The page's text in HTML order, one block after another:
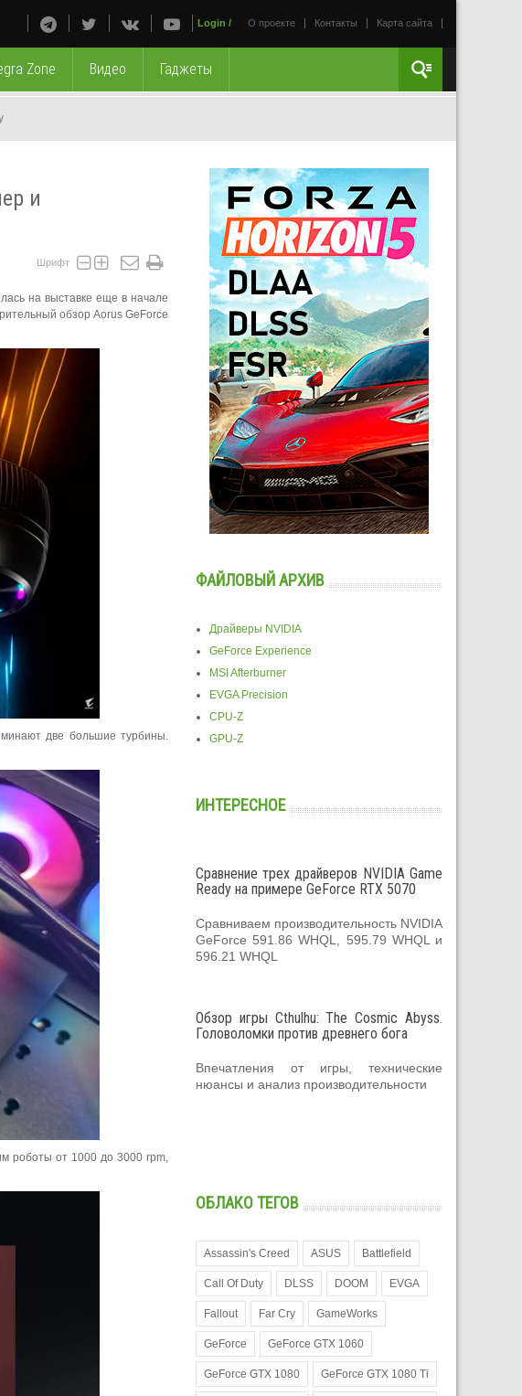
О проекте Контакты Карта сайта
Login /
Zone Видео Гаджеты
и
Шрифт
на выставке еще в начале
обзор Aorus GeForce
две большие турбины.
роботы от 1000 до 3000 rpm,
ФАЙЛОВЫЙ АРХИВ
Драйверы NVIDIA
GeForce Experience
MSI Afterburner
EVGA Precision
CPU-Z
GPU-Z
ИНТЕРЕСНОЕ
Сравнение трех драйверов NVIDIA Game
Ready на примере GeForce RTX 5070
Сравниваем производительность NVIDIA
GeForce 591.86 WHQL, 595.79 WHQL и
596.21 WHQL
Обзор игры Cthulhu: The Cosmic Abyss.
Головоломки против древнего бога
Впечатления от игры, технические
нюансы и анализ производительности
ОБЛАКО ТЕГОВ
Assassin's Creed ASUS Battlefield
Call Of Duty DLSS DOOM EVGA
Fallout Far Cry GameWorks
GeForce GeForce GTX 1060
GeForce GTX 1080 GeForce GTX 1080 Ti